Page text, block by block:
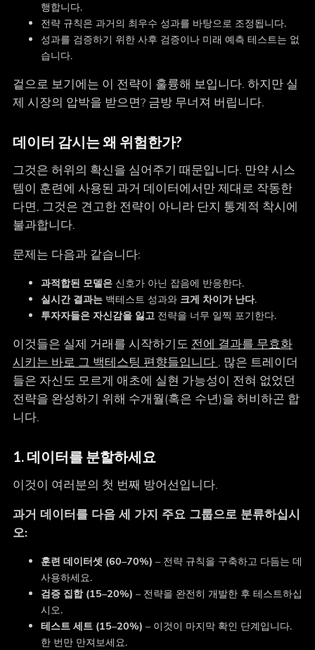
행합니다.
전략 규칙은 과거의 최우수 성과를 바탕으로 조정됩니다.
성과를 검증하기 위한 사후 검증이나 미래 예측 테스트는 없
습니다.
겉으로 보기에는 이 전략이 훌륭해 보입니다. 하지만 실
제 시장의 압박을 받으면? 금방 무너져 버립니다.
데이터 감시는 왜 위험한가?
그것은 허위의 확신을 심어주기 때문입니다. 만약 시스
템이 훈련에 사용된 과거 데이터에서만 제대로 작동한
다면, 그것은 견고한 전략이 아니라 단지 통계적 착시에
불과합니다.
문제는 다음과 같습니다:
과적합된 모델은신호가 아닌 잡음에 반응한다.
실시간 결과는백테스트 성과와 크게 차이가 난다.
투자자들은 자신감을 잃고전략을 너무 일찍 포기한다.
이것들은 실제 거래를 시작하기도 전에 결과를 무효화
시키는 바로 그 백테스팅 편향들입니다 . 많은 트레이더
들은 자신도 모르게 애초에 실현 가능성이 전혀 없었던
전략을 완성하기 위해 수개월(혹은 수년)을 허비하곤 합
니다.
1. 데이터를 분할하세요
이것이 여러분의 첫 번째 방어선입니다.
과거 데이터를 다음 세 가지 주요 그룹으로 분류하십시
오:
훈련 데이터셋 (60–70%) – 전략 규칙을 구축하고 다듬는 데
사용하세요.
검증 집합 (15–20%) – 전략을 완전히 개발한 후 테스트하십
시오.
테스트 세트 (15–20%) – 이것이 마지막 확인 단계입니다.
한 번만 만져보세요.